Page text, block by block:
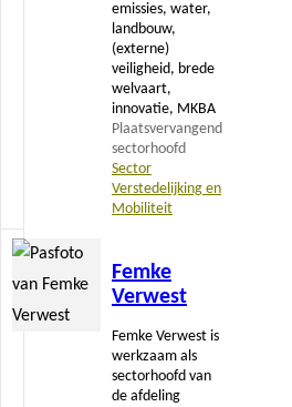
emissies, water,
landbouw,
(externe)
veiligheid, brede
welvaart,
innovatie, MKBA
Plaatsvervangend
sectorhoofd
Sector
Verstedelijking en
Mobiliteit
Femke
Verwest
Femke Verwest is
werkzaam als
sectorhoofd van
de afdeling
Lees
meer